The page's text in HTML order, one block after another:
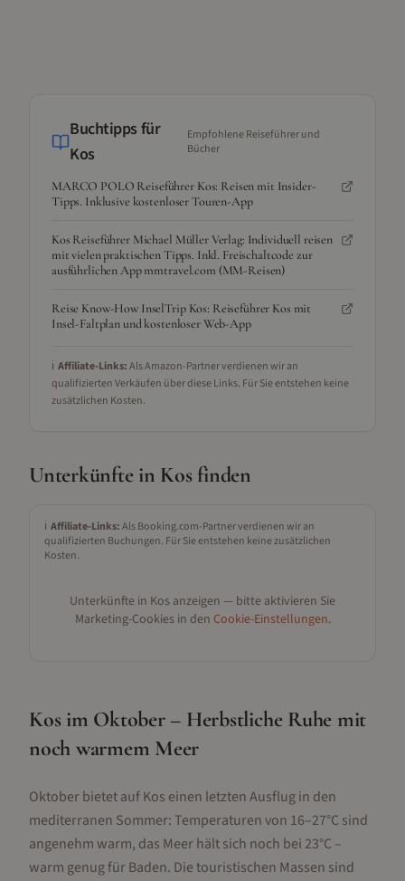
Buchtipps für
Kos
Empfohlene Reiseführer und
Bücher
MARCO POLO Reiseführer Kos: Reisen mit Insider-
Tipps. Inklusive kostenloser Touren-App
Kos Reiseführer Michael Müller Verlag: Individuell reisen
mit vielen praktischen Tipps. Inkl. Freischaltcode zur
ausführlichen App mmtravel.com (MM-Reisen)
Reise Know-How InselTrip Kos: Reiseführer Kos mit
Insel-Faltplan und kostenloser Web-App
ℹ️ Affiliate-Links:Als Amazon-Partner verdienen wir an
qualifizierten Verkäufen über diese Links. Für Sie entstehen keine
zusätzlichen Kosten.
Unterkünfte in Kos finden
ℹ️ Affiliate-Links:Als Booking.com-Partner verdienen wir an
qualifizierten Buchungen. Für Sie entstehen keine zusätzlichen
Kosten.
Unterkünfte in Kos anzeigen — bitte aktivieren Sie
Marketing-Cookies in den Cookie-Einstellungen.
Kos im Oktober – Herbstliche Ruhe mit
noch warmem Meer
Oktober bietet auf Kos einen letzten Ausflug in den
mediterranen Sommer: Temperaturen von 16–27°C sind
angenehm warm, das Meer hält sich noch bei 23°C –
warm genug für Baden. Die touristischen Massen sind